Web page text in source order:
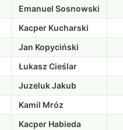
Emanuel Sosnowski
Kacper Kucharski
Jan Kopyciński
Łukasz Cieślar
Juzeluk Jakub
Kamil Mróz
Kacper Habieda